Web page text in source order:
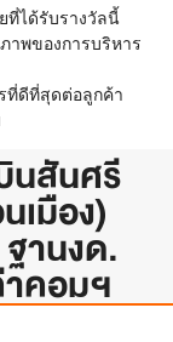
ที่ได้รับรางวัลนี้
พของการบริหาร
ที่ดีที่สุดต่อลูกค้า
นสันศรี
เมือง)
านงด.
าคอมฯ